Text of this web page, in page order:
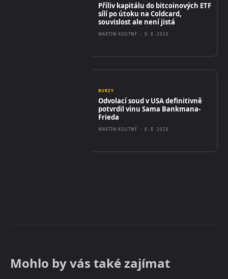
Příliv kapitálu do bitcoinových ETF
sílí po útoku na Coldcard,
souvislost ale není jistá
MARTIN KOUTNÝ - 9. 8. 2026
BURZY
Odvolací soud v USA definitivně
potvrdil vinu Sama Bankmana-
Frieda
MARTIN KOUTNÝ - 8. 8. 2026
Mohlo by vás také zajímat